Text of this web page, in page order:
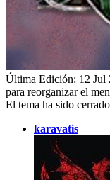
Última Edición: 12 Jul
para reorganizar el
El tema ha sido
karavatis